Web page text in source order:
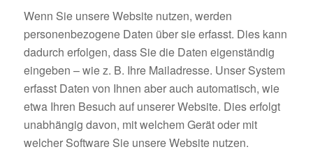
Wenn Sie unsere Website nutzen, werden
personenbezogene Daten über sie erfasst. Dies kann
dadurch erfolgen, dass Sie die Daten eigenständig
eingeben – wie z. B. Ihre Mailadresse. Unser System
erfasst Daten von Ihnen aber auch automatisch, wie
etwa Ihren Besuch auf unserer Website. Dies erfolgt
unabhängig davon, mit welchem Gerät oder mit
welcher Software Sie unsere Website nutzen.